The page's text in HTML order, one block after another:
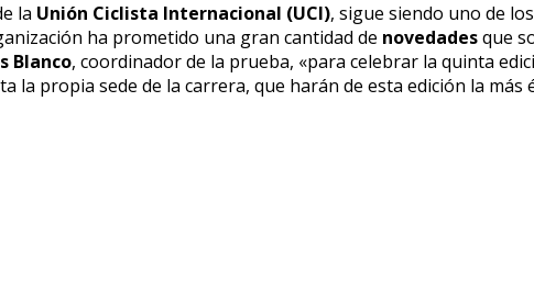
la Unión Ciclista Internacional (UCI), sigue siendo uno de
ha prometido una gran cantidad de novedadesque
Blanco, coordinador de la prueba, «para celebrar la quinta
propia sede de la carrera, que harán de esta edición la más